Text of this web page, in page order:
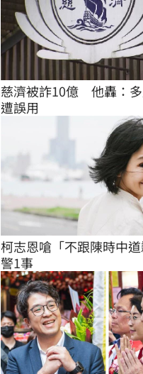
慈濟被詐10億　他轟：
遭誤用
柯志恩嗆「不跟陳時中
警1事